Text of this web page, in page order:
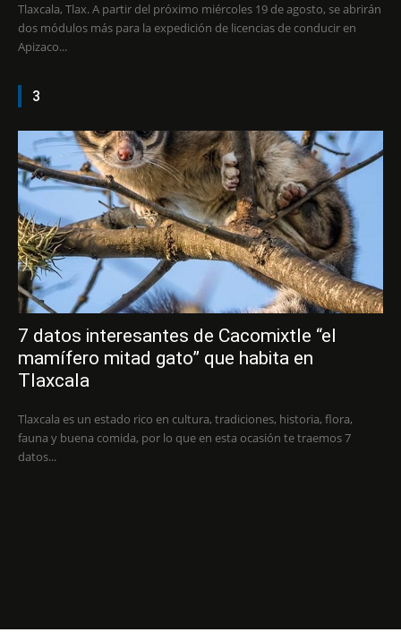
Tlaxcala, Tlax. A partir del próximo miércoles 19 de agosto, se abrirán
dos módulos más para la expedición de licencias de conducir en
Apizaco...
3
7 datos interesantes de Cacomixtle “el
mamífero mitad gato” que habita en
Tlaxcala
Tlaxcala es un estado rico en cultura, tradiciones, historia, flora,
fauna y buena comida, por lo que en esta ocasión te traemos 7
datos...